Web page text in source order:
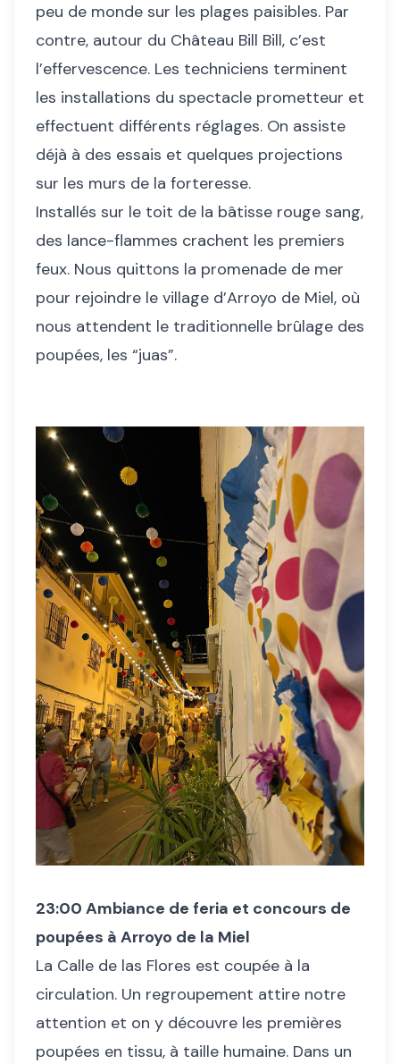
peu de monde sur les plages paisibles. Par
contre, autour du Château Bill Bill, c’est
l’effervescence. Les techniciens terminent
les installations du spectacle prometteur et
effectuent différents réglages. On assiste
déjà à des essais et quelques projections
sur les murs de la forteresse.
Installés sur le toit de la bâtisse rouge sang,
des lance-flammes crachent les premiers
feux. Nous quittons la promenade de mer
pour rejoindre le village d’Arroyo de Miel, où
nous attendent le traditionnelle brûlage des
poupées, les “juas”.
23:00 Ambiance de feria et concours de
poupées à Arroyo de la Miel
La Calle de las Flores est coupée à la
circulation. Un regroupement attire notre
attention et on y découvre les premières
poupées en tissu, à taille humaine. Dans un